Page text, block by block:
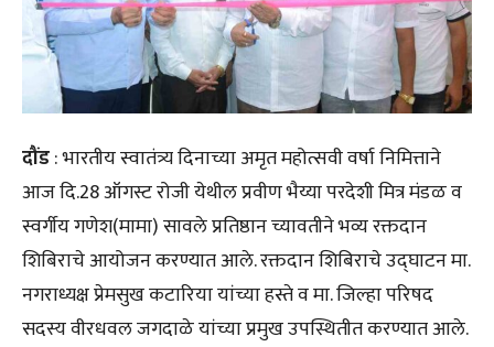
दौंड: भारतीय स्वातंत्र्य दिनाच्या अमृत महोत्सवी वर्षा निमित्ताने
आज दि.28 ऑगस्ट रोजी येथील प्रवीण भैय्या परदेशी मित्र मंडळ व
स्वर्गीय गणेश(मामा) सावले प्रतिष्ठान च्यावतीने भव्य रक्तदान
शिबिराचे आयोजन करण्यात आले. रक्तदान शिबिराचे उद्घाटन मा.
नगराध्यक्ष प्रेमसुख कटारिया यांच्या हस्ते व मा. जिल्हा परिषद
सदस्य वीरधवल जगदाळे यांच्या प्रमुख उपस्थितीत करण्यात आले.